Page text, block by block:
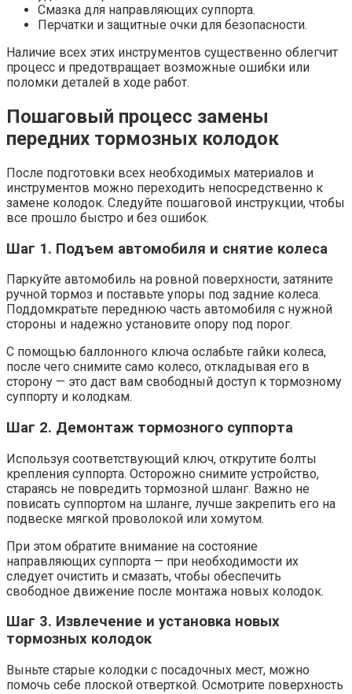
Смазка для направляющих суппорта.
Перчатки и защитные очки для безопасности.
Наличие всех этих инструментов существенно облегчит
процесс и предотвращает возможные ошибки или
поломки деталей в ходе работ.
Пошаговый процесс замены
передних тормозных колодок
После подготовки всех необходимых материалов и
инструментов можно переходить непосредственно к
замене колодок. Следуйте пошаговой инструкции, чтобы
все прошло быстро и без ошибок.
Шаг 1. Подъем автомобиля и снятие колеса
Паркуйте автомобиль на ровной поверхности, затяните
ручной тормоз и поставьте упоры под задние колеса.
Поддомкратьте переднюю часть автомобиля с нужной
стороны и надежно установите опору под порог.
С помощью баллонного ключа ослабьте гайки колеса,
после чего снимите само колесо, откладывая его в
сторону — это даст вам свободный доступ к тормозному
суппорту и колодкам.
Шаг 2. Демонтаж тормозного суппорта
Используя соответствующий ключ, открутите болты
крепления суппорта. Осторожно снимите устройство,
стараясь не повредить тормозной шланг. Важно не
повисать суппортом на шланге, лучше закрепить его на
подвеске мягкой проволокой или хомутом.
При этом обратите внимание на состояние
направляющих суппорта — при необходимости их
следует очистить и смазать, чтобы обеспечить
свободное движение после монтажа новых колодок.
Шаг 3. Извлечение и установка новых
тормозных колодок
Выньте старые колодки с посадочных мест, можно
помочь себе плоской отверткой. Осмотрите поверхность